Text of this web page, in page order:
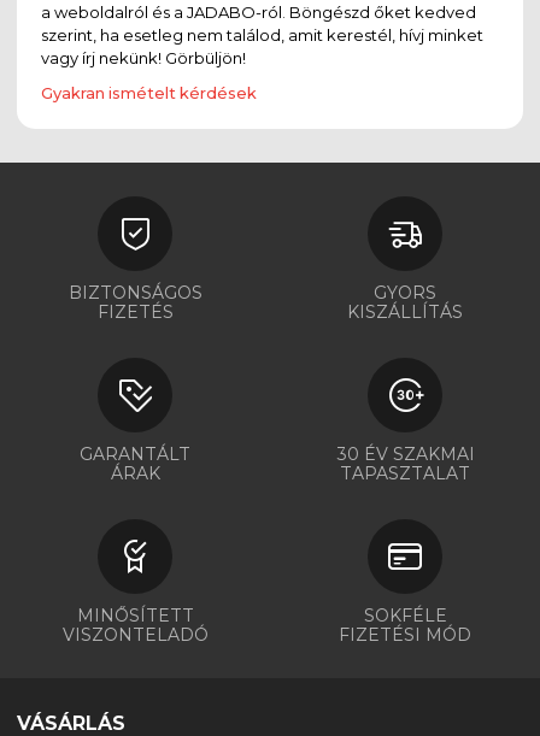
a weboldalról és a JADABO-ról. Böngészd őket kedved
szerint, ha esetleg nem találod, amit kerestél, hívj minket
vagy írj nekünk! Görbüljön!
Gyakran ismételt kérdések
BIZTONSÁGOS
FIZETÉS
GYORS
KISZÁLLÍTÁS
GARANTÁLT
ÁRAK
30 ÉV SZAKMAI
TAPASZTALAT
MINŐSÍTETT
VISZONTELADÓ
SOKFÉLE
FIZETÉSI MÓD
VÁSÁRLÁS